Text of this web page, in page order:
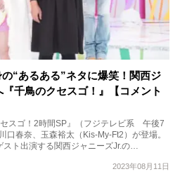
“あるある”ネタに爆笑！関西ジ
千鳥のクセスゴ！』【コメント
スゴ！2時間SP』（フジテレビ系 午後7
口春奈、玉森裕太（Kis-My-Ft2）が登場。
スト出演する関西ジャニーズJr.の…
2023年08月11日